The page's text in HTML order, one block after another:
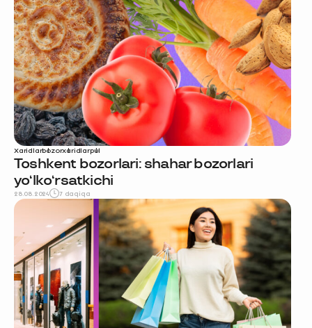
Xaridlarbozorxaridlarpul
Toshkent bozorlari: shahar bozorlari
yo‘lko‘rsatkichi
28.08.2024 7 daqiqa